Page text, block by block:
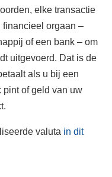
elke transactie
financieel orgaan –
of een bank – om
uitgevoerd. Dat is de
als u bij een
pint of geld van uw
valuta in dit